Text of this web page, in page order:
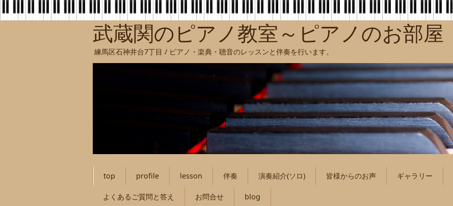
武蔵関のピアノ教室～ピアノのお部屋
練馬区石神井台7丁目 / ピアノ・楽典・聴音のレッスンと伴奏を行います。
top profile lesson 伴奏 演奏紹介(ソロ) 皆様からのお声 ギャラリー
よくあるご質問と答え お問合せ blog